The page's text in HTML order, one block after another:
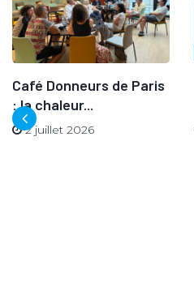
Café Donneurs de Paris
: la chaleur...
2 juillet 2026